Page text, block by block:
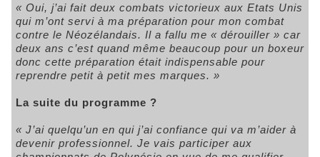
« Oui, j’ai fait deux combats victorieux aux Etats Unis
qui m’ont servi à ma préparation pour mon combat
contre le Néozélandais. Il a fallu me « dérouiller » car
deux ans c’est quand même beaucoup pour un boxeur
donc cette préparation était indispensable pour
reprendre petit à petit mes marques. »
La suite du programme ?
« J’ai quelqu’un en qui j’ai confiance qui va m’aider à
devenir professionnel. Je vais participer aux